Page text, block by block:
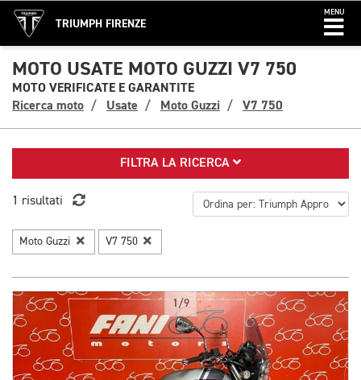
TRIUMPH FIRENZE
MENU
MOTO USATE MOTO GUZZI V7 750
MOTO VERIFICATE E GARANTITE
Ricerca moto
Usate Moto Guzzi V7 750
FILTRA LA RICERCA
1 risultati
Moto Guzzi V7 750
1/9